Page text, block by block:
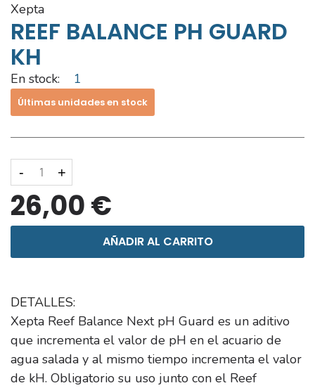
xepta
REEF BALANCE PH GUARD
KH
En stock: 1
Últimas unidades en stock
- +
26,00 €
AÑADIR AL CARRITO
DETALLES:
Xepta Reef Balance Next pH Guard es un aditivo
que incrementa el valor de pH en el acuario de
agua salada y al mismo tiempo incrementa el valor
de kH. Obligatorio su uso junto con el Reef